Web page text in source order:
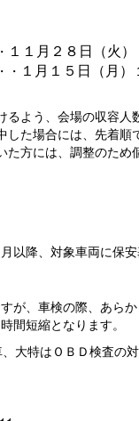
１１月２８日（火
・ １月１５日（月）
るよう、会場の収容人
た場合には、先着順
方には、調整のため
以降、対象車両に保
が、車検の際、あら
間短縮となります。
はＯＢＤ検査の対